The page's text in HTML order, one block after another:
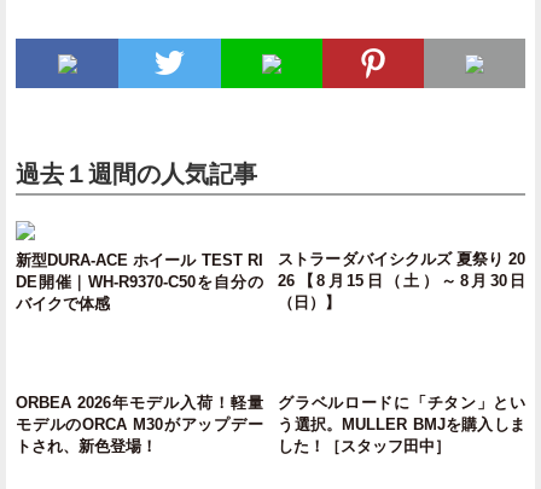
過去１週間の人気記事
新型DURA-ACE ホイール TEST RI
DE開催｜WH-R9370-C50を自分の
バイクで体感
ストラーダバイシクルズ 夏祭り 20
26【8月15日（土）～8月30日
（日）】
ORBEA 2026年モデル入荷！軽量
モデルのORCA M30がアップデー
トされ、新色登場！
グラベルロードに「チタン」とい
う選択。MULLER BMJを購入しま
した！［スタッフ田中］